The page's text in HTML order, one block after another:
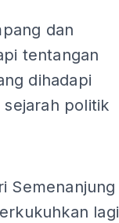
dan
tentangan
dihadapi
politik
Semenanjung
lagi